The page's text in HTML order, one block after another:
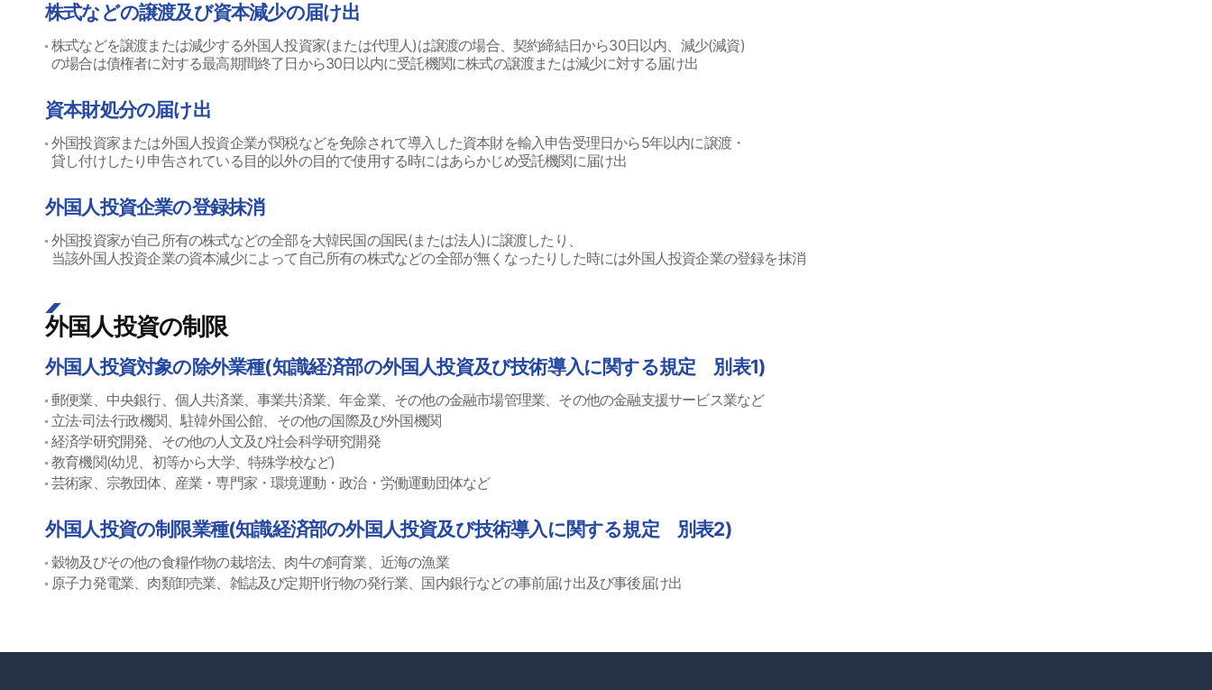
株式などの譲渡及び資本減少の届け出
株式などを譲渡または減少する外国人投資家(または代理人)は譲渡の場合、契約締結日から30日以内、減少(減資)
の場合は債権者に対する最高期間終了日から30日以内に受託機関に株式の譲渡または減少に対する届け出
資本財処分の届け出
外国投資家または外国人投資企業が関税などを免除されて導入した資本財を輸入申告受理日から5年以内に譲渡・
貸し付けしたり申告されている目的以外の目的で使用する時にはあらかじめ受託機関に届け出
外国人投資企業の登録抹消
外国投資家が自己所有の株式などの全部を大韓民国の国民(または法人)に譲渡したり、
当該外国人投資企業の資本減少によって自己所有の株式などの全部が無くなったりした時には外国人投資企業の登録を抹消
外国人投資の制限
外国人投資対象の除外業種(知識経済部の外国人投資及び技術導入に関する規定 別表1)
郵便業、中央銀行、個人共済業、事業共済業、年金業、その他の金融市場管理業、その他の金融支援サービス業など
立法·司法·行政機関、駐韓外国公館、その他の国際及び外国機関
経済学研究開発、その他の人文及び社会科学研究開発
教育機関(幼児、初等から大学、特殊学校など)
芸術家、宗教団体、産業・専門家・環境運動・政治・労働運動団体など
外国人投資の制限業種(知識経済部の外国人投資及び技術導入に関する規定 別表2)
穀物及びその他の食糧作物の栽培法、肉牛の飼育業、近海の漁業
原子力発電業、肉類卸売業、雑誌及び定期刊行物の発行業、国内銀行などの事前届け出及び事後届け出